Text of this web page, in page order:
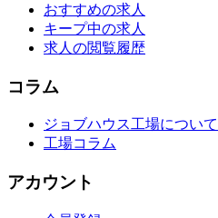
おすすめの求人
キープ中の求人
求人の閲覧履歴
コラム
ジョブハウス工場について
工場コラム
アカウント